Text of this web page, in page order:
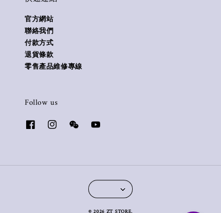
官方網站
聯絡我們
付款方式
退貨條款
零售產品維修專線
Follow us